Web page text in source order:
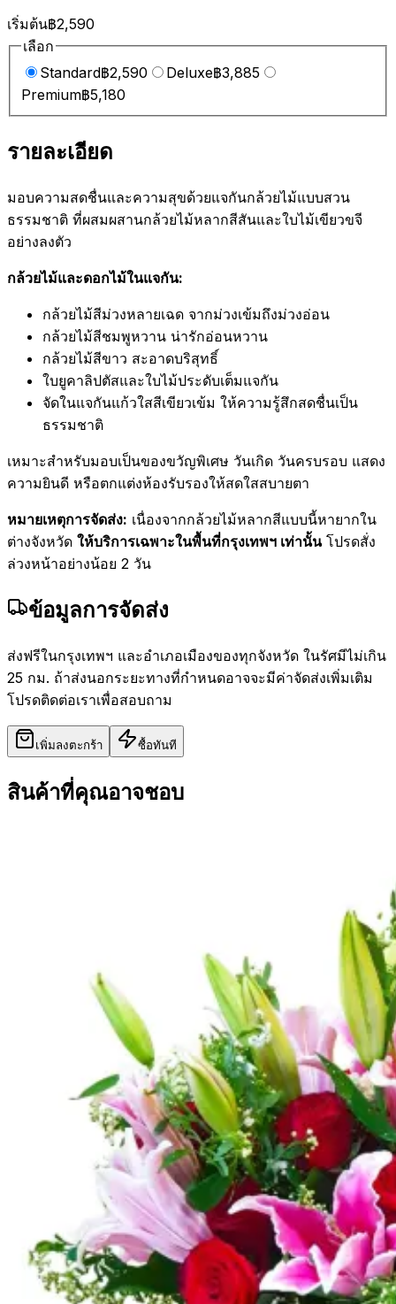
เริ่มต้น฿2,590
เลือก
Standard฿2,590 Deluxe฿3,885
Premium฿5,180
รายละเอียด
มอบความสดชื่นและความสุขด้วยแจกันกล้วยไม้แบบสวน
ธรรมชาติ ที่ผสมผสานกล้วยไม้หลากสีสันและใบไม้เขียวขจี
อย่างลงตัว
กล้วยไม้และดอกไม้ในแจกัน:
กล้วยไม้สีม่วงหลายเฉด จากม่วงเข้มถึงม่วงอ่อน
กล้วยไม้สีชมพูหวาน น่ารักอ่อนหวาน
กล้วยไม้สีขาว สะอาดบริสุทธิ์
ใบยูคาลิปตัสและใบไม้ประดับเต็มแจกัน
จัดในแจกันแก้วใสสีเขียวเข้ม ให้ความรู้สึกสดชื่นเป็น
ธรรมชาติ
เหมาะสำหรับมอบเป็นของขวัญพิเศษ วันเกิด วันครบรอบ แสดง
ความยินดี หรือตกแต่งห้องรับรองให้สดใสสบายตา
หมายเหตุการจัดส่ง: เนื่องจากกล้วยไม้หลากสีแบบนี้หายากใน
ต่างจังหวัด ให้บริการเฉพาะในพื้นที่กรุงเทพฯ เท่านั้นโปรดสั่ง
ล่วงหน้าอย่างน้อย 2 วัน
ข้อมูลการจัดส่ง
ส่งฟรีในกรุงเทพฯ และอำเภอเมืองของทุกจังหวัด ในรัศมีไม่เกิน
25 กม. ถ้าส่งนอกระยะทางที่กำหนดอาจจะมีค่าจัดส่งเพิ่มเติม
โปรดติดต่อเราเพื่อสอบถาม
เพิ่มลงตะกร้า ซื้อทันที
สินค้าที่คุณอาจชอบ